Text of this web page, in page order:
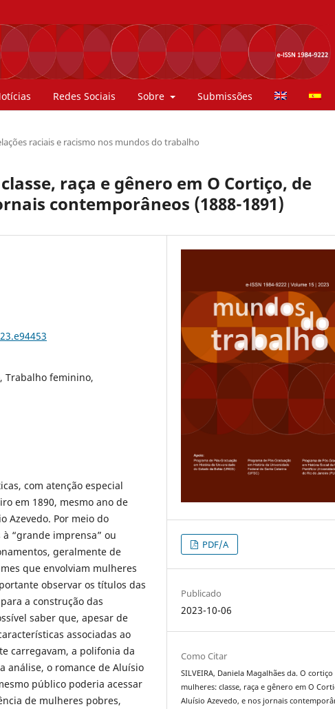
Redes Sociais Sobre Submissões
raciais e racismo nos mundos do trabalho
raça e gênero em O Cortiço, de
contemporâneos (1888-1891)
Trabalho feminino,
com atenção especial
em 1890, mesmo ano de
Azevedo. Por meio do
“grande imprensa” ou
geralmente de
que envolviam mulheres
observar os títulos das
a construção das
saber que, apesar de
associadas ao
carregavam, a polifonia da
análise, o romance de Aluísio
público poderia acessar
de mulheres pobres,
PDF/A
Publicado
2023-10-06
Como Citar
SILVEIRA, Daniela Magalhães da. O cortiço
mulheres: classe, raça e gênero em O
Aluísio Azevedo, e nos jornais